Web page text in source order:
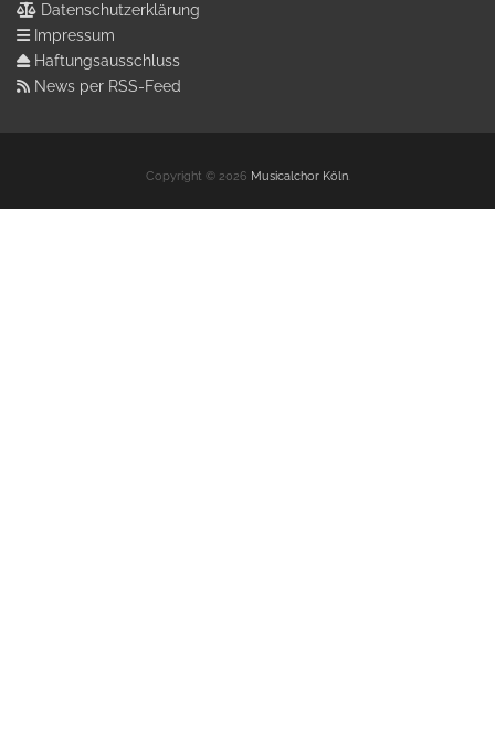
Datenschutzerklärung
Impressum
Haftungsausschluss
News per RSS-Feed
Copyright © 2026 Musicalchor Köln.